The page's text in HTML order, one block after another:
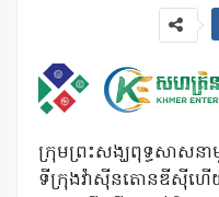
ក្រុមព្រះសង្ឃពុទ្ធសាសន
ទីក្រុងវ៉ាស៊ីនតោនឌីស៊ីហើយ